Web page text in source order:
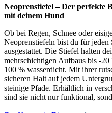
Neoprenstiefel – Der perfekte
mit deinem Hund
Ob bei Regen, Schnee oder
Neoprenstiefeln bist du für jeden
ausgestattet. Die Stiefel halten
mehrschichtigen Aufbaus bis -
100 % wasserdicht. Mit ihrer
sicheren Halt auf jedem
steinige Pfade. Erhältlich in
sind sie nicht nur funktional,